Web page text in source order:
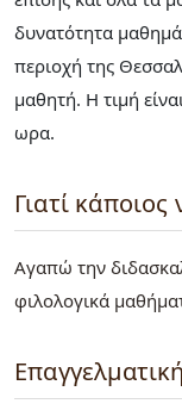
δυνατότητα
περιοχή της
μαθητή. Η τιμή
ωρα.
Γιατί
Αγαπώ την
φιλολογικά